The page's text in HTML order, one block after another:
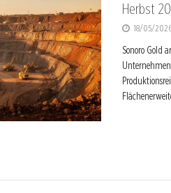
Herbst
18/05/
Sonoro Gold